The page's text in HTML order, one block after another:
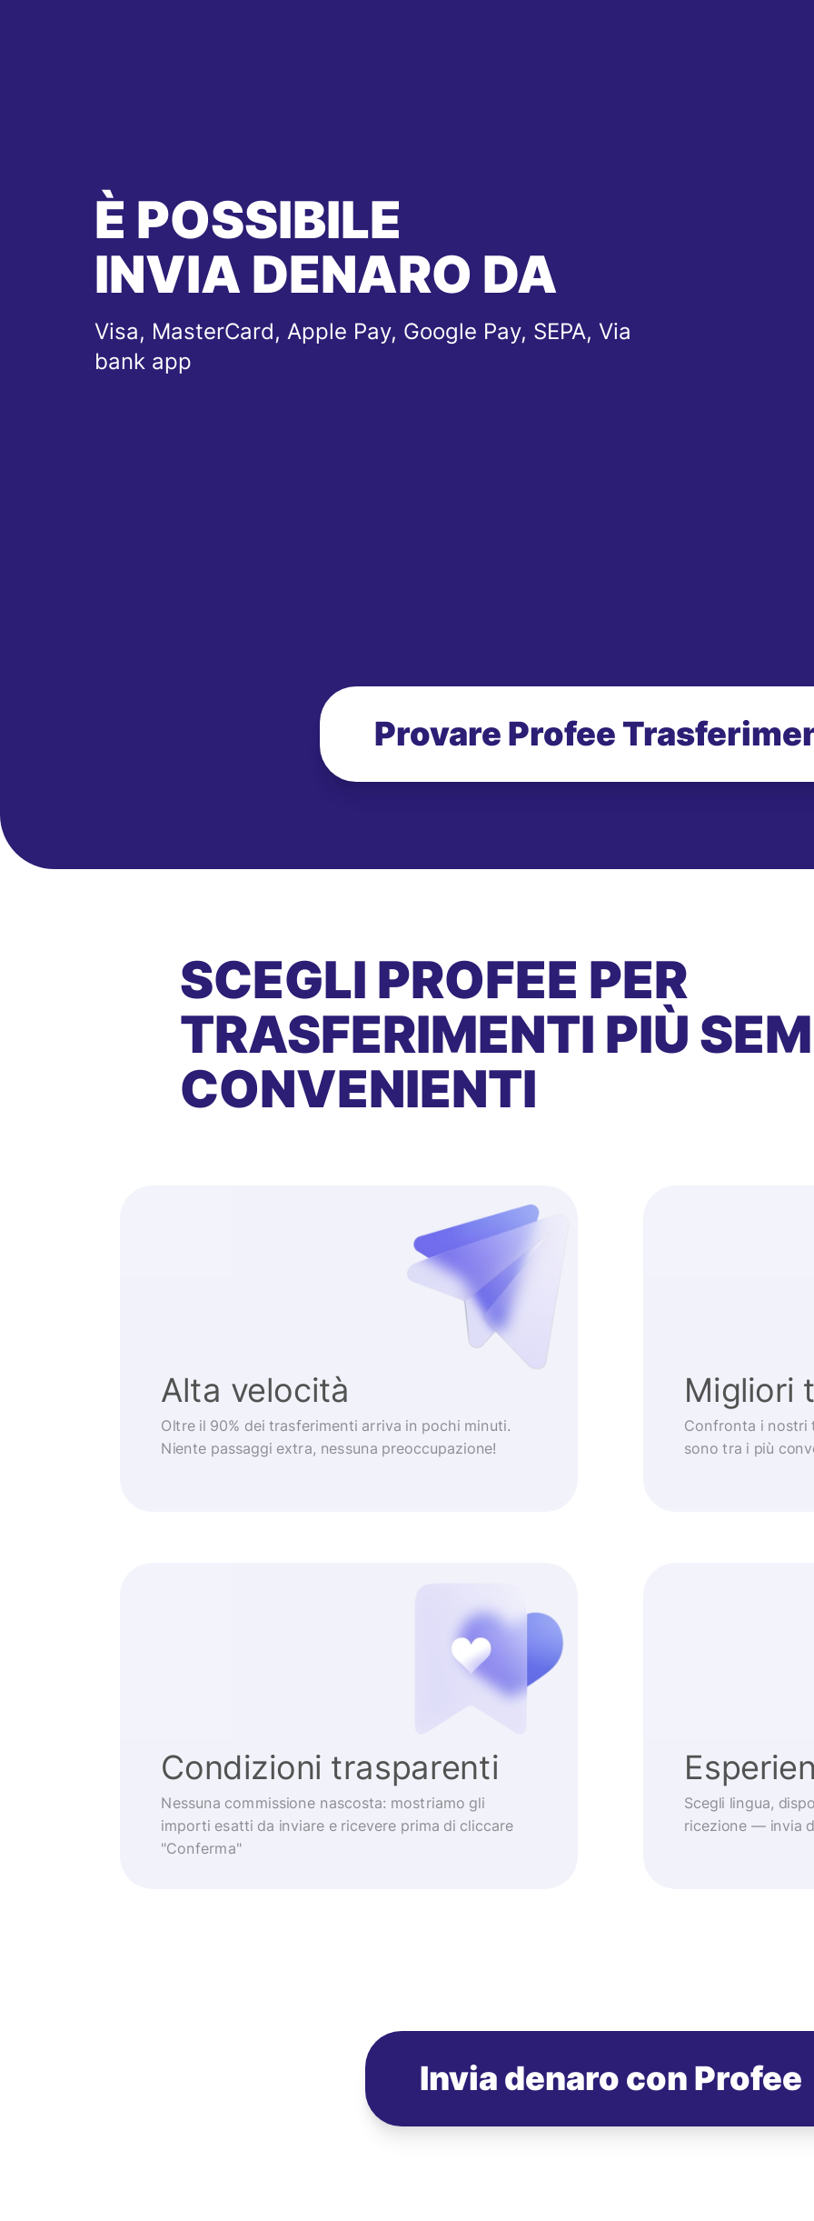
È POSSIBILE
INVIA DENARO DA
Visa, MasterCard, Apple Pay, Google Pay, SEPA, Via
bank app
Provare Profee
SCEGLI PROFEE PER
TRASFERIMENTI PIÙ
CONVENIENTI
Alta velocità
Oltre il 90% dei trasferimenti arriva in pochi minuti.
Niente passaggi extra, nessuna preoccupazione!
Migliori
Confronta i nostri
sono tra i più
Condizioni trasparenti
Nessuna commissione nascosta: mostriamo gli
importi esatti da inviare e ricevere prima di cliccare
"Conferma"
Scegli lingua,
ricezione — invia
Invia denaro con Profee